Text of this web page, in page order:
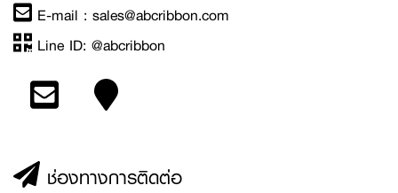
E-mail : sales@abcribbon.com
Line ID: @abcribbon
ช่องทางการติดต่อ